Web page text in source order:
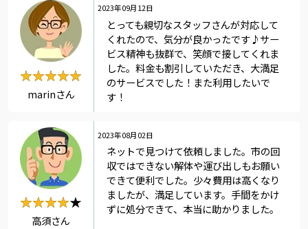
2023年09月12日
★★★★★
★★★★★
marinさん
とっても親切なスタッフさんが対応して
くれたので、気分が良かったです♪サー
ビス精神も抜群で、笑顔で接してくれま
した。料金も割引していただき、大満足
のサービスでした！また利用したいで
す！
2023年08月02日
★★★★★
★★★★
高須さん
ネットで見つけて依頼しました。市の回
収ではできない解体や運び出しもお願い
できて便利でした。少々費用は高くなり
ましたが、満足しています。手間をかけ
ずに処分できて、本当に助かりました。